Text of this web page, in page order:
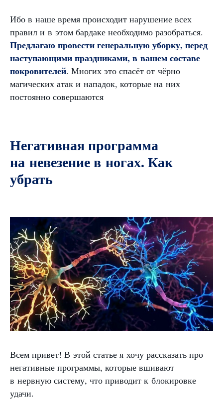
Ибо в наше время происходит нарушение всех
правил и в этом бардаке необходимо разобраться.
Предлагаю провести генеральную уборку, перед
наступающими праздниками, в вашем составе
покровителей. Многих это спасёт от чёрно
магических атак и нападок, которые на них
постоянно совершаются
Негативная программа
на невезение в ногах. Как
убрать
Всем привет! В этой статье я хочу рассказать про
негативные программы, которые вшивают
в нервную систему, что приводит к блокировке
удачи.